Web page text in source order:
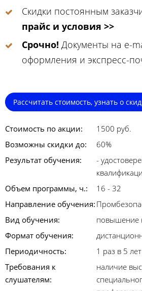
Скидки постоянным
прайс и условия >>
Срочно! Документы на e-
оформления и экспресс-
Рассчитать стоимость, узнать о
Стоимость по акции:
1500 руб.
Возможны скидки до:
60%
Результат обучения:
-
Объем программы, ч.:
16 - 32
Направление обучения:
Вид обучения:
повышение
Формат обучения:
Периодичность:
1 раз в 5 лет
Требования к
слушателям:
наличие